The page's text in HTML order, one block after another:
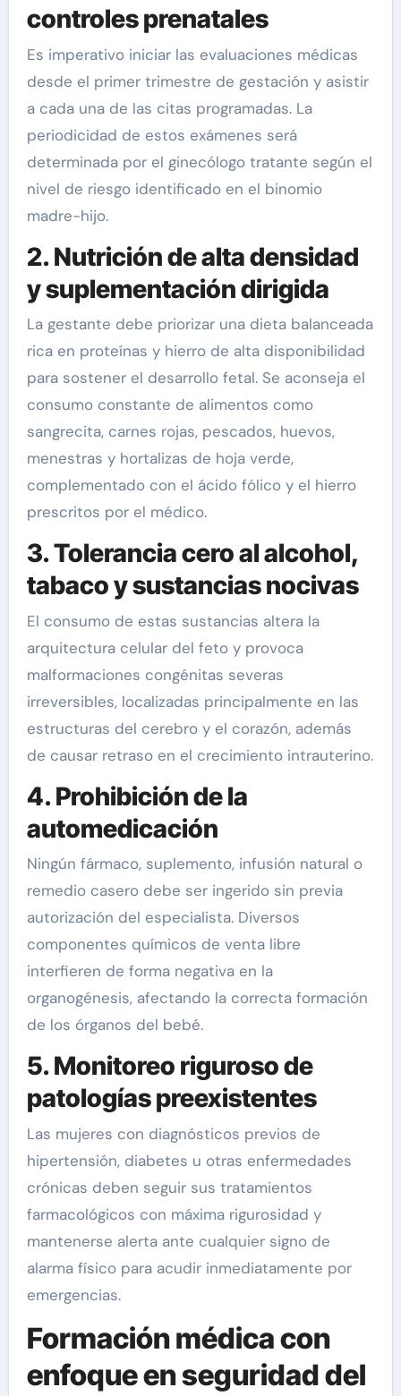
controles prenatales
Es imperativo iniciar las evaluaciones médicas
desde el primer trimestre de gestación y asistir
a cada una de las citas programadas. La
periodicidad de estos exámenes será
determinada por el ginecólogo tratante según el
nivel de riesgo identificado en el binomio
madre-hijo.
2. Nutrición de alta densidad
y suplementación dirigida
La gestante debe priorizar una dieta balanceada
rica en proteínas y hierro de alta disponibilidad
para sostener el desarrollo fetal. Se aconseja el
consumo constante de alimentos como
sangrecita, carnes rojas, pescados, huevos,
menestras y hortalizas de hoja verde,
complementado con el ácido fólico y el hierro
prescritos por el médico.
3. Tolerancia cero al alcohol,
tabaco y sustancias nocivas
El consumo de estas sustancias altera la
arquitectura celular del feto y provoca
malformaciones congénitas severas
irreversibles, localizadas principalmente en las
estructuras del cerebro y el corazón, además
de causar retraso en el crecimiento intrauterino.
4. Prohibición de la
automedicación
Ningún fármaco, suplemento, infusión natural o
remedio casero debe ser ingerido sin previa
autorización del especialista. Diversos
componentes químicos de venta libre
interfieren de forma negativa en la
organogénesis, afectando la correcta formación
de los órganos del bebé.
5. Monitoreo riguroso de
patologías preexistentes
Las mujeres con diagnósticos previos de
hipertensión, diabetes u otras enfermedades
crónicas deben seguir sus tratamientos
farmacológicos con máxima rigurosidad y
mantenerse alerta ante cualquier signo de
alarma físico para acudir inmediatamente por
emergencias.
Formación médica con
enfoque en seguridad del